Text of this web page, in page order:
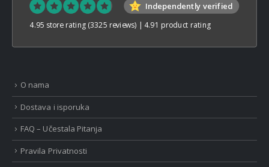
Independently verified
4.95 store rating (3325 reviews) | 4.91 product rating
O nama
Dostava i isporuka
FAQ – Učestala Pitanja
Pravila Privatnosti